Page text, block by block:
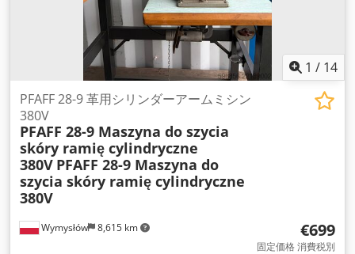
1 / 14
Wymysłów 8,615 km
PFAFF 28-9 革用シリンダーアームミシン
380V
PFAFF 28-9 Maszyna do szycia
skóry ramię cylindryczne
380V PFAFF 28-9 Maszyna do
szycia skóry ramię cylindryczne
380V
€699
固定価格 消費税別